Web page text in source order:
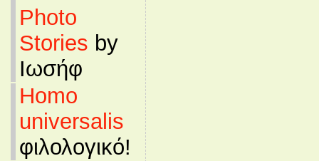
Photo
Stories by
Ιωσήφ
Homo
universalis
φιλολογικό!